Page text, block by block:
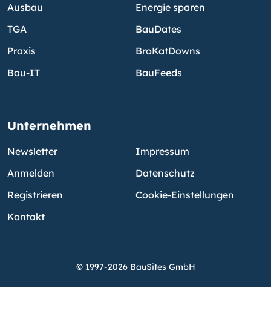
Ausbau
TGA
Praxis
Bau-IT
Energie sparen
BauDates
BroKatDowns
BauFeeds
Unternehmen
Newsletter
Anmelden
Registrieren
Kontakt
Impressum
Datenschutz
Cookie-Einstellungen
© 1997-2026 BauSites GmbH